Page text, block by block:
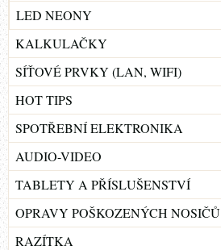
LED NEONY
KALKULAČKY
SÍŤOVÉ PRVKY (LAN, WIFI)
HOT TIPS
SPOTŘEBNÍ ELEKTRONIKA
AUDIO-VIDEO
TABLETY A PŘÍSLUŠENSTVÍ
OPRAVY POŠKOZENÝCH NOSIČŮ
RAZÍTKA